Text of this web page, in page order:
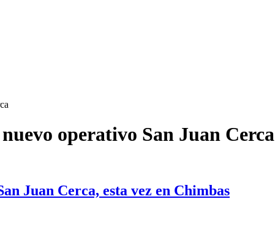
operativo San Juan Cerca
Juan Cerca, esta vez en Chimbas